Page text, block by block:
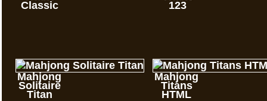
Classic 123
Mahjong
Solitaire
Titan
Mahjong
Titans
HTML